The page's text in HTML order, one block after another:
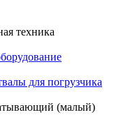
техника
для погрузчика
(малый)